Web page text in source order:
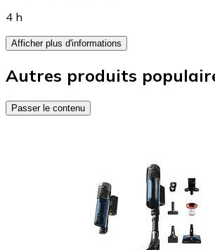
4 h
Afficher plus d'informations
Autres produits
Passer le contenu